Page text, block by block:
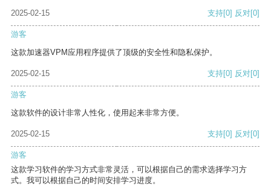
2025-02-15 支持[0] 反对[0]
游客
这款加速器VPM应用程序提供了顶级的安全性和隐私保护。
2025-02-15 支持[0] 反对[0]
游客
这款软件的设计非常人性化，使用起来非常方便。
2025-02-15 支持[0] 反对[0]
游客
这款学习软件的学习方式非常灵活，可以根据自己的需求选择学习方
式。我可以根据自己的时间安排学习进度。